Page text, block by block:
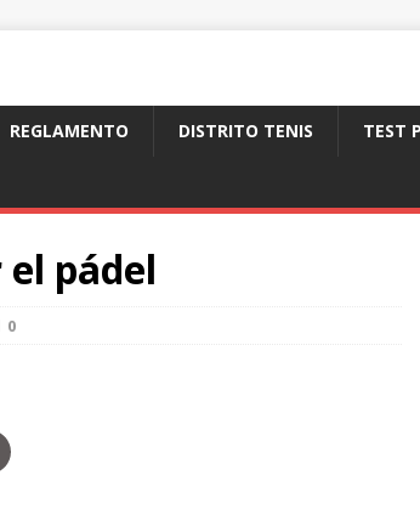
REGLAMENTO DISTRITO TENIS TEST
pádel
0